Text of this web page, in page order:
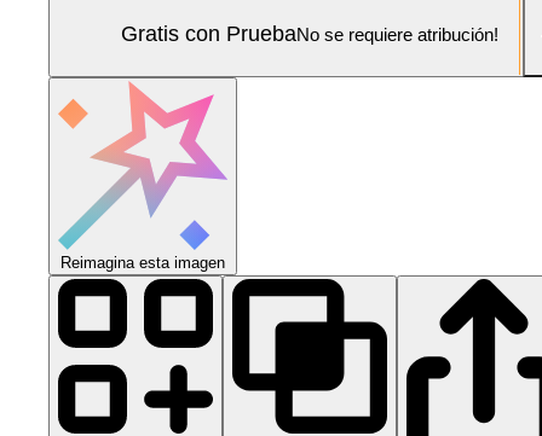
Gratis con PruebaNo se requiere atribución!
Reimagina esta imagen